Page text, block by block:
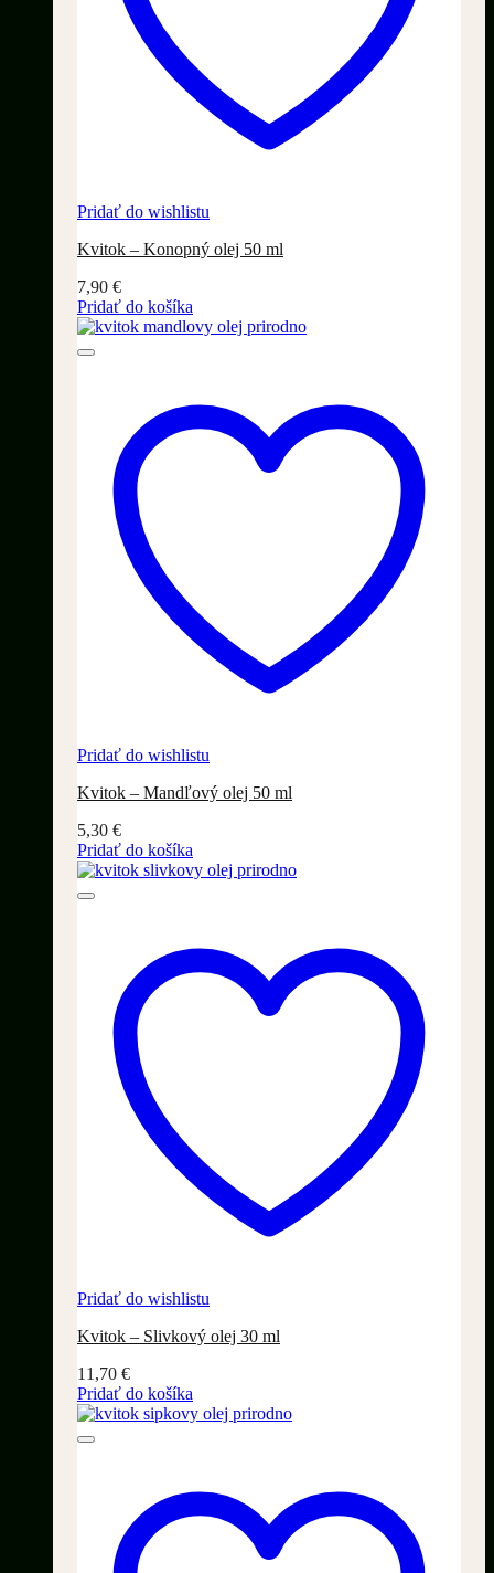
Pridať do wishlistu
Kvitok – Konopný olej 50 ml
7,90 €
Pridať do košíka
Pridať do wishlistu
Kvitok – Mandľový olej 50 ml
5,30 €
Pridať do košíka
Pridať do wishlistu
Kvitok – Slivkový olej 30 ml
11,70 €
Pridať do košíka